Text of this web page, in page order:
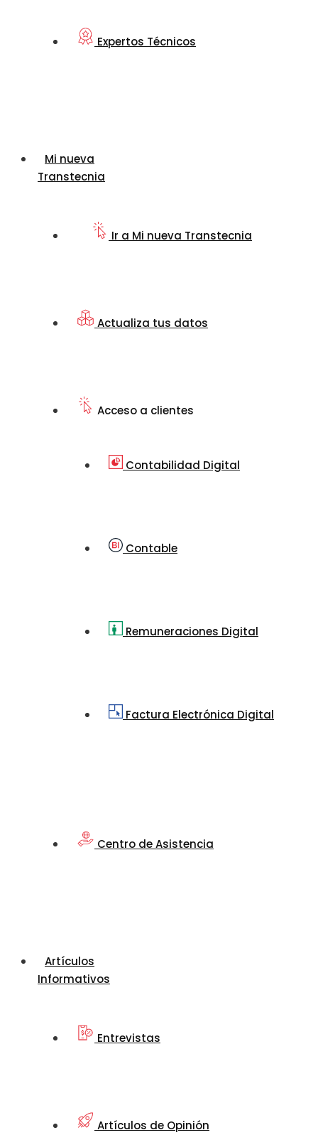
Expertos Técnicos
Mi nueva
Transtecnia
Ir a Mi nueva Transtecnia
Actualiza tus datos
Acceso a clientes
Contabilidad Digital
Contable
Remuneraciones Digital
Factura Electrónica Digital
Centro de Asistencia
Artículos
Informativos
Entrevistas
Artículos de Opinión